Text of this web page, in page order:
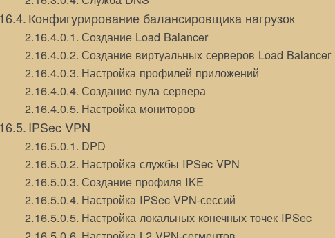
Конфигурирование балансировщика нагрузок
Создание Load Balancer
Создание виртуальных серверов Load Balancer
Настройка профилей приложений
Создание пула сервера
Настройка мониторов
IPSec VPN
DPD
Настройка службы IPSec VPN
Создание профиля IKE
Настройка IPSec VPN-сессий
Настройка локальных конечных точек IPSec